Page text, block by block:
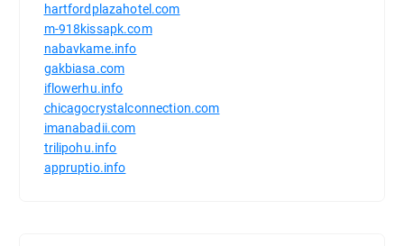
hartfordplazahotel.com
m-918kissapk.com
nabavkame.info
gakbiasa.com
iflowerhu.info
chicagocrystalconnection.com
imanabadii.com
trilipohu.info
appruptio.info